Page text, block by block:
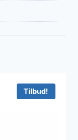
Tilbud!